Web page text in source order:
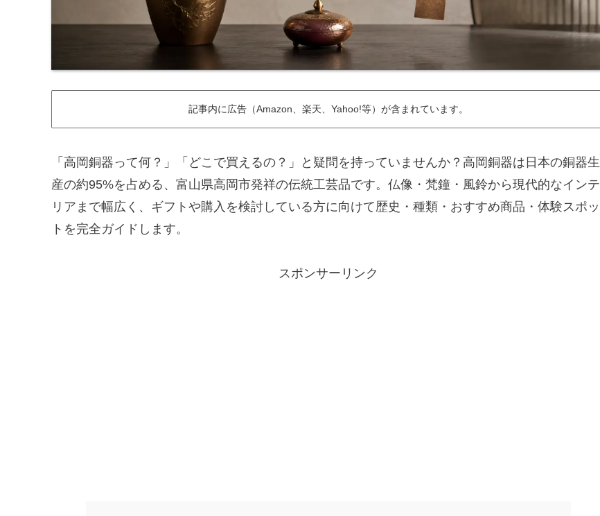
記事内に広告（Amazon、楽天、Yahoo!等）が含まれています。
「高岡銅器って何？」「どこで買えるの？」と疑問を持っていませんか？高岡銅器は日本の銅器生
産の約95%を占める、富山県高岡市発祥の伝統工芸品です。仏像・梵鐘・風鈴から現代的なインテ
リアまで幅広く、ギフトや購入を検討している方に向けて歴史・種類・おすすめ商品・体験スポッ
トを完全ガイドします。
スポンサーリンク